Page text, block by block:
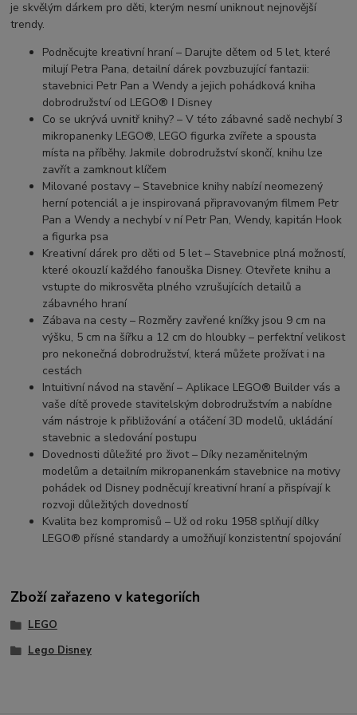
je skvělým dárkem pro děti, kterým nesmí uniknout nejnovější
trendy.
Podněcujte kreativní hraní – Darujte dětem od 5 let, které
milují Petra Pana, detailní dárek povzbuzující fantazii:
stavebnici Petr Pan a Wendy a jejich pohádková kniha
dobrodružství od LEGO® ǀ Disney
Co se ukrývá uvnitř knihy? – V této zábavné sadě nechybí 3
mikropanenky LEGO®, LEGO figurka zvířete a spousta
místa na příběhy. Jakmile dobrodružství skončí, knihu lze
zavřít a zamknout klíčem
Milované postavy – Stavebnice knihy nabízí neomezený
herní potenciál a je inspirovaná připravovaným filmem Petr
Pan a Wendy a nechybí v ní Petr Pan, Wendy, kapitán Hook
a figurka psa
Kreativní dárek pro děti od 5 let – Stavebnice plná možností,
které okouzlí každého fanouška Disney. Otevřete knihu a
vstupte do mikrosvěta plného vzrušujících detailů a
zábavného hraní
Zábava na cesty – Rozměry zavřené knížky jsou 9 cm na
výšku, 5 cm na šířku a 12 cm do hloubky – perfektní velikost
pro nekonečná dobrodružství, která můžete prožívat i na
cestách
Intuitivní návod na stavění – Aplikace LEGO® Builder vás a
vaše dítě provede stavitelským dobrodružstvím a nabídne
vám nástroje k přibližování a otáčení 3D modelů, ukládání
stavebnic a sledování postupu
Dovednosti důležité pro život – Díky nezaměnitelným
modelům a detailním mikropanenkám stavebnice na motivy
pohádek od Disney podněcují kreativní hraní a přispívají k
rozvoji důležitých dovedností
Kvalita bez kompromisů – Už od roku 1958 splňují dílky
LEGO® přísné standardy a umožňují konzistentní spojování
Zboží zařazeno v kategoriích
LEGO
Lego Disney